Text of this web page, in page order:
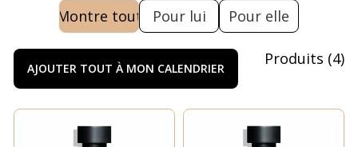
Montre tout Pour lui Pour elle
AJOUTER TOUT À MON CALENDRIER
Produits (4)